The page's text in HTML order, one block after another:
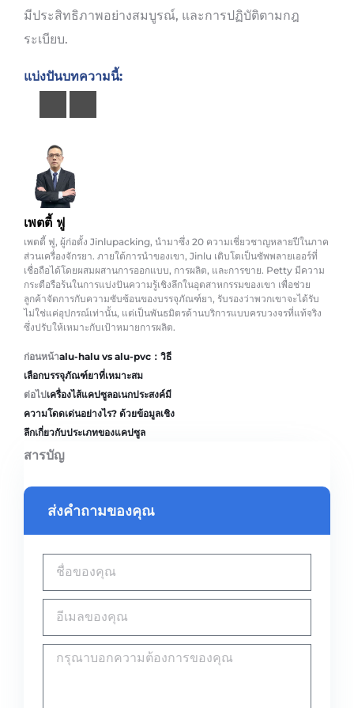
มีประสิทธิภาพอย่างสมบูรณ์, และการปฏิบัติตามกฎ
ระเบียบ.
แบ่งปันบทความนี้:
เพตตี้ ฟู
เพตตี้ ฟู, ผู้ก่อตั้ง Jinlupacking, นำมาซึ่ง 20 ความเชี่ยวชาญหลายปีในภาค
ส่วนเครื่องจักรยา. ภายใต้การนำของเขา, Jinlu เติบโตเป็นซัพพลายเออร์ที่
เชื่อถือได้โดยผสมผสานการออกแบบ, การผลิต, และการขาย. Petty มีความ
กระตือรือร้นในการแบ่งปันความรู้เชิงลึกในอุตสาหกรรมของเขา เพื่อช่วย
ลูกค้าจัดการกับความซับซ้อนของบรรจุภัณฑ์ยา, รับรองว่าพวกเขาจะได้รับ
ไม่ใช่แค่อุปกรณ์เท่านั้น, แต่เป็นพันธมิตรด้านบริการแบบครบวงจรที่แท้จริง
ซึ่งปรับให้เหมาะกับเป้าหมายการผลิต.
ก่อนหน้าalu-halu vs alu-pvc：วิธี
เลือกบรรจุภัณฑ์ยาที่เหมาะสม
ต่อไปเครื่องไส้แคปซูลอเนกประสงค์มี
ความโดดเด่นอย่างไร? ด้วยข้อมูลเชิง
ลึกเกี่ยวกับประเภทของแคปซูล
สารบัญ
ส่งคำถามของคุณ